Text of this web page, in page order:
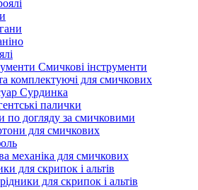
Смичкові інструменти
комплектуючі для смичкових
Сурдинка
палички
по догляду за смичковими
для смичкових
механіка для смичкових
для скрипок і альтів
для скрипок і альтів